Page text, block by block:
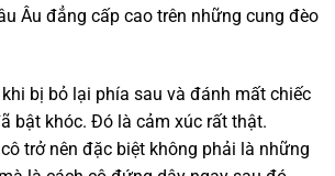
Âu đẳng cấp cao trên những cung đèo
bị bỏ lại phía sau và đánh mất chiếc
bật khóc. Đó là cảm xúc rất thật.
trở nên đặc biệt không phải là những